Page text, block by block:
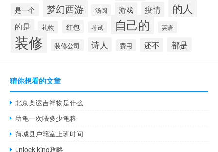
是一个 梦幻西游 汤圆 游戏 疫情 的人
的是 礼物 红包 考试 自己的 英语
装修 装修公司 诗人 费用 还不 都是
猜你想看的文章
北京奥运吉祥物是什么
幼龟一次喂多少龟粮
蒲城县户籍室上班时间
unlock king攻略